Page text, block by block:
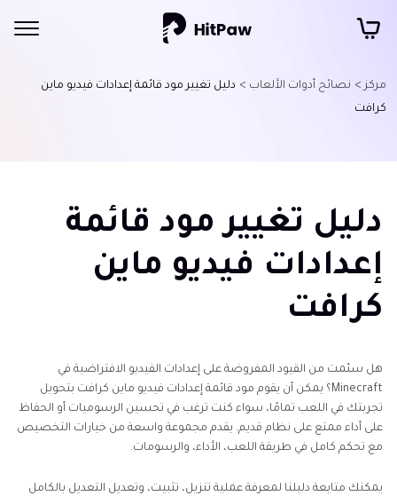
مركز > نصائح أدوات الألعاب > دليل تغيير مود قائمة إعدادات فيديو ماين
كرافت
دليل تغيير مود قائمة
إعدادات فيديو ماين
كرافت
هل سئمت من القيود المفروضة على إعدادات الفيديو الافتراضية في
Minecraft؟ يمكن أن يقوم مود قائمة إعدادات فيديو ماين كرافت بتحويل
تجربتك في اللعب تمامًا، سواء كنت ترغب في تحسين الرسوميات أو الحفاظ
على أداء ممتع على نظام قديم. يقدم مجموعة واسعة من خيارات التخصيص
مع تحكم كامل في طريقة اللعب، الأداء، والرسومات.
يمكنك متابعة دليلنا لمعرفة عملية تنزيل، تثبيت، وتعديل التعديل بالكامل